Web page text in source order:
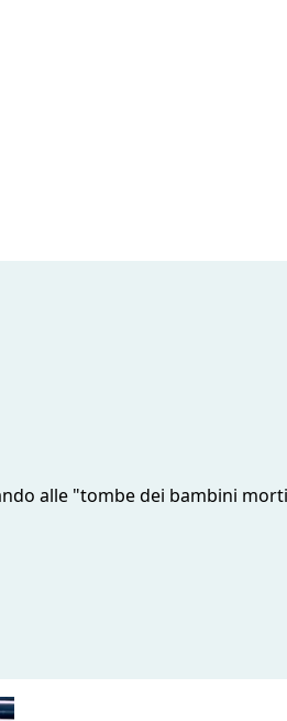
alle "tombe dei bambini